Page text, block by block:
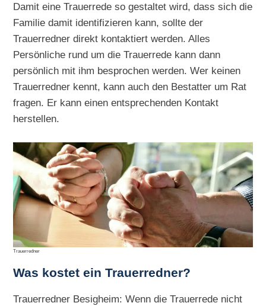
Damit eine Trauerrede so gestaltet wird, dass sich die
Familie damit identifizieren kann, sollte der
Trauerredner direkt kontaktiert werden. Alles
Persönliche rund um die Trauerrede kann dann
persönlich mit ihm besprochen werden. Wer keinen
Trauerredner kennt, kann auch den Bestatter um Rat
fragen. Er kann einen entsprechenden Kontakt
herstellen.
Trauerredner
Was kostet ein Trauerredner?
Trauerredner Besigheim: Wenn die Trauerrede nicht